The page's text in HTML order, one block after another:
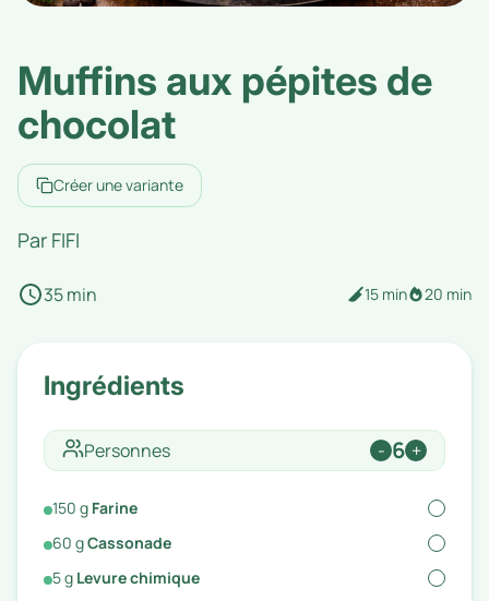
Muffins aux pépites de
chocolat
Créer une variante
Par FIFI
35 min 15 min 20 min
Ingrédients
Personnes - 6 +
150 g Farine
60 gCassonade
5g Levure chimique